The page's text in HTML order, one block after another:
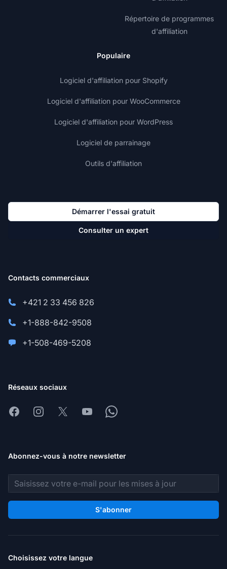
Répertoire de programmes
d'affiliation
Populaire
Logiciel d'affiliation pour Shopify
Logiciel d'affiliation pour WooCommerce
Logiciel d'affiliation pour WordPress
Logiciel de parrainage
Outils d'affiliation
Démarrer l'essai gratuit
Consulter un expert
Contacts commerciaux
+421 2 33 456 826
+1-888-842-9508
+1-508-469-5208
Réseaux sociaux
FacebookInstagram
X YoutubeWhatsapp
Abonnez-vous à notre newsletter
Adresse e-mail
S'abonner
Choisissez votre langue